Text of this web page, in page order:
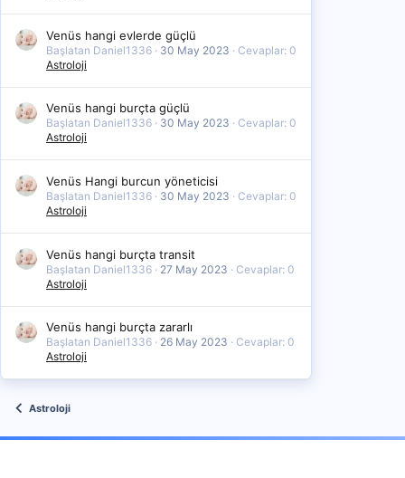
Venüs hangi evlerde güçlü
Başlatan Daniel1336 30 May 2023
Cevaplar: 0
Astroloji
Venüs hangi burçta güçlü
Başlatan Daniel1336 30 May 2023
Cevaplar: 0
Astroloji
Venüs Hangi burcun yöneticisi
Başlatan Daniel1336 30 May 2023
Cevaplar: 0
Astroloji
Venüs hangi burçta transit
Başlatan Daniel1336 27 May 2023
Cevaplar: 0
Astroloji
Venüs hangi burçta zararlı
Başlatan Daniel1336 26 May 2023
Cevaplar: 0
Astroloji
Astroloji